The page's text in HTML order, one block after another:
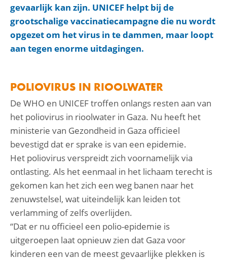
gevaarlijk kan zijn. UNICEF helpt bij de
grootschalige vaccinatiecampagne die nu wordt
opgezet om het virus in te dammen, maar loopt
aan tegen enorme uitdagingen.
POLIOVIRUS IN RIOOLWATER
De WHO en UNICEF troffen onlangs resten aan van
het poliovirus in rioolwater in Gaza. Nu heeft het
ministerie van Gezondheid in Gaza officieel
bevestigd dat er sprake is van een epidemie.
Het poliovirus verspreidt zich voornamelijk via
ontlasting. Als het eenmaal in het lichaam terecht is
gekomen kan het zich een weg banen naar het
zenuwstelsel, wat uiteindelijk kan leiden tot
verlamming of zelfs overlijden.
“Dat er nu officieel een polio-epidemie is
uitgeroepen laat opnieuw zien dat Gaza voor
kinderen een van de meest gevaarlijke plekken is